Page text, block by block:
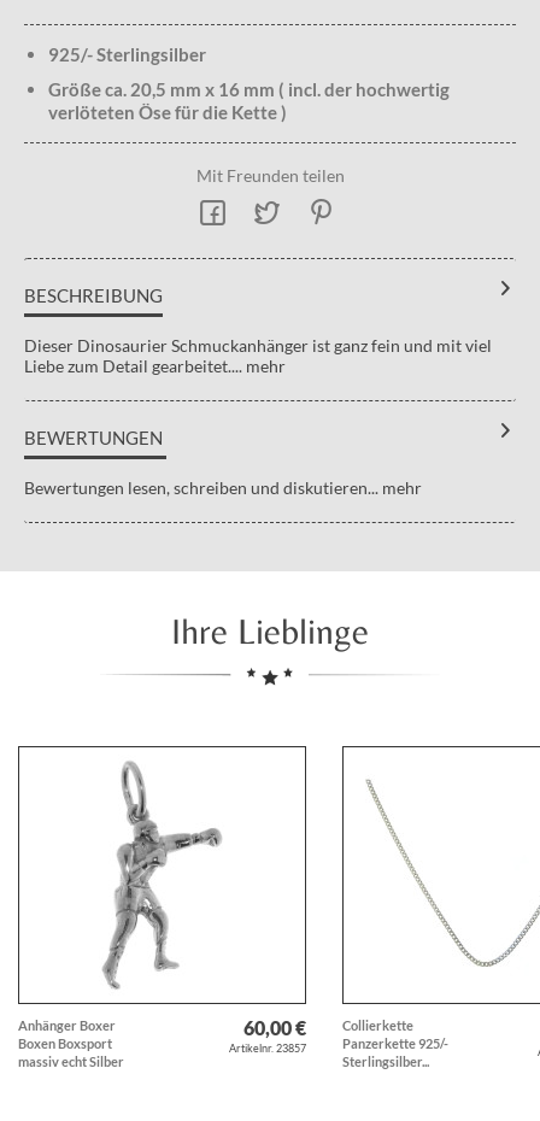
925/- Sterlingsilber
Größe ca. 20,5 mm x 16 mm ( incl. der hochwertig
verlöteten Öse für die Kette )
Mit Freunden teilen
BESCHREIBUNG
Dieser Dinosaurier Schmuckanhänger ist ganz fein und mit viel
Liebe zum Detail gearbeitet.... mehr
BEWERTUNGEN
Bewertungen lesen, schreiben und diskutieren... mehr
Ihre Lieblinge
Anhänger Boxer
Boxen Boxsport
massiv echt Silber
60,00 €
Artikelnr. 23857
Collierkette
Panzerkette 925/-
Sterlingsilber...